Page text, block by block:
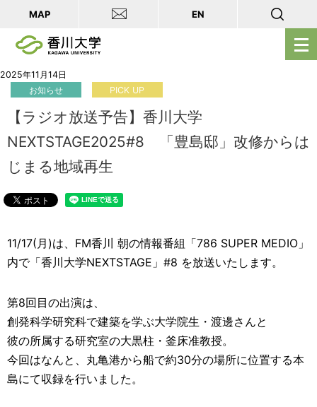
メ
ニ
開
く
MAP EN
2025年11月14日
お知らせ
PICK UP
【ラジオ放送予告】香川大学
NEXTSTAGE2025#8 「豊島邸」改修からは
じまる地域再生
11/17(月)は、FM香川 朝の情報番組「786 SUPER MEDIO」
内で「香川大学NEXTSTAGE」#8 を放送いたします。
第8回目の出演は、
創発科学研究科で建築を学ぶ大学院生・渡邊さんと
彼の所属する研究室の大黒柱・釜床准教授。
今回はなんと、丸亀港から船で約30分の場所に位置する本
島にて収録を行いました。